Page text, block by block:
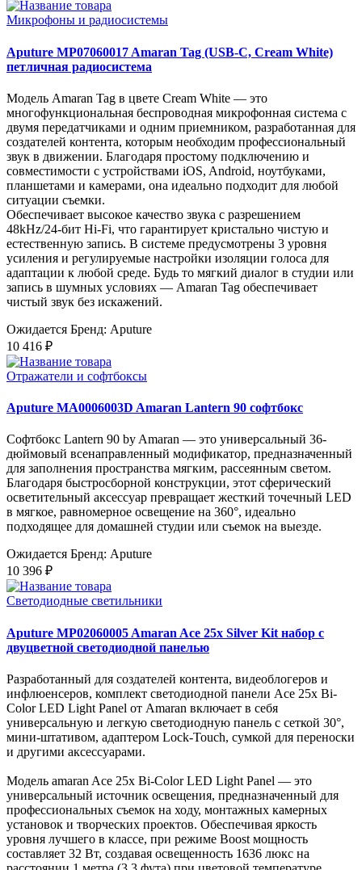
Микрофоны и радиосистемы
Aputure MP07060017 Amaran Tag (USB-C, Cream White)
петличная радиосистема
Модель Amaran Tag в цвете Cream White — это
многофункциональная беспроводная микрофонная система с
двумя передатчиками и одним приемником, разработанная для
создателей контента, которым необходим профессиональный
звук в движении. Благодаря простому подключению и
совместимости с устройствами iOS, Android, ноутбуками,
планшетами и камерами, она идеально подходит для любой
ситуации съемки.
Обеспечивает высокое качество звука с разрешением
48kHz/24-бит Hi-Fi, что гарантирует кристально чистую и
естественную запись. В системе предусмотрены 3 уровня
усиления и регулируемые настройки изоляции голоса для
адаптации к любой среде. Будь то мягкий диалог в студии или
запись в шумных условиях — Amaran Tag обеспечивает
чистый звук без искажений.
Ожидается Бренд: Aputure
10 416 ₽
Отражатели и софтбоксы
Aputure MA0006003D Amaran Lantern 90 софтбокс
Софтбокс Lantern 90 by Amaran — это универсальный 36-
дюймовый всенаправленный модификатор, предназначенный
для заполнения пространства мягким, рассеянным светом.
Благодаря быстросборной конструкции, этот сферический
осветительный аксессуар превращает жесткий точечный LED
в мягкое, равномерное освещение на 360°, идеально
подходящее для домашней студии или съемок на выезде.
Ожидается Бренд: Aputure
10 396 ₽
Светодиодные светильники
Aputure MP02060005 Amaran Ace 25x Silver Kit набор с
двуцветной светодиодной панелью
Разработанный для создателей контента, видеоблогеров и
инфлюенсеров, комплект светодиодной панели Ace 25x Bi-
Color LED Light Panel от Amaran включает в себя
универсальную и легкую светодиодную панель с сеткой 30°,
мини-штативом, адаптером Lock-Touch, сумкой для переноски
и другими аксессуарами.
Модель amaran Ace 25x Bi-Color LED Light Panel — это
универсальный источник освещения, предназначенный для
профессиональных съемок на ходу, монтажных камерных
установок и творческих проектов. Обеспечивая яркость
уровня лучшего в классе, при режиме Boost мощность
составляет 32 Вт, создавая освещенность 1636 люкс на